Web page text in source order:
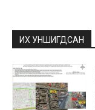
ИХ УНШИГДСАН